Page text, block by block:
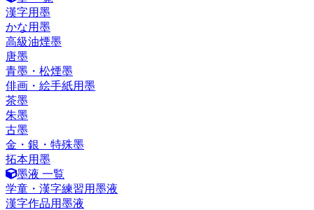
漢字用墨
かな用墨
高級油煙墨
唐墨
青墨・松煙墨
俳画・絵手紙用墨
茶墨
朱墨
古墨
金・銀・特殊墨
拓本用墨
墨液 一覧
学童・漢字練習用墨液
漢字作品用墨液